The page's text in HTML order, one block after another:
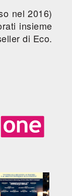
nel 2016)
insieme
di Eco.